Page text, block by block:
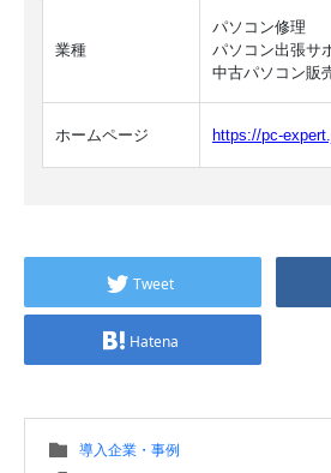
業種
パソコン修理
パソコン出張サ
中古パソコン販
ホームページ https://pc-
Tweet
Hatena
導入企業・事例